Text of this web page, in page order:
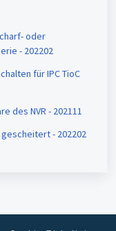
oder
- 202202
für IPC TioC
des NVR - 202111
- 202202